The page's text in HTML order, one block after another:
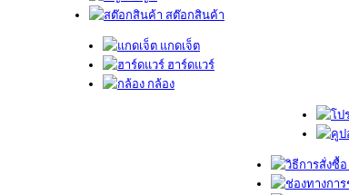
สต๊อกสินค้า
แกดเจ็ต
ฮาร์ดแวร์
กล้อง